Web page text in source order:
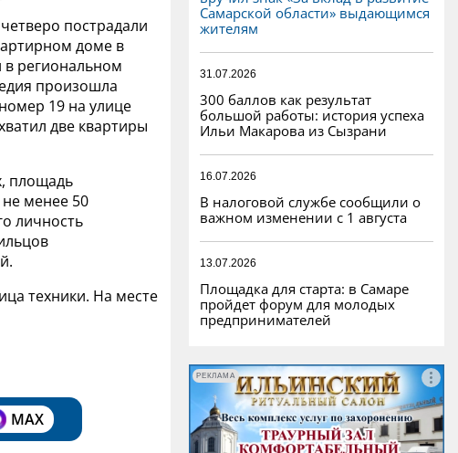
пострадали
доме в
региональном
произошла
19 на улице
две квартиры
площадь
не менее 50
личность
техники. На месте
MAX
Самарской области» выдающимся
жителям
31.07.2026
300 баллов как результат
большой работы: история успеха
Ильи Макарова из Сызрани
16.07.2026
В налоговой службе сообщили о
важном изменении с 1 августа
13.07.2026
Площадка для старта: в Самаре
пройдет форум для молодых
предпринимателей
РЕКЛАМА